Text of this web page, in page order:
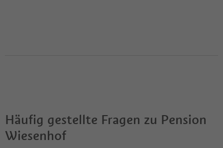
Häufig gestellte Fragen zu Pension
Wiesenhof